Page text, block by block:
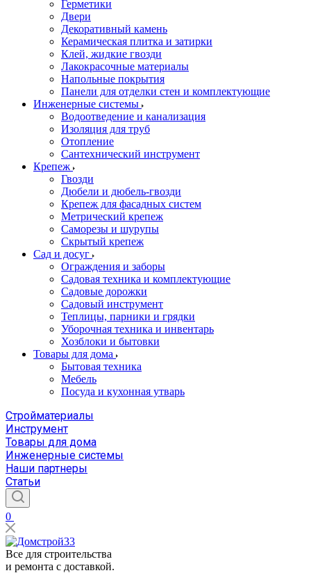
Герметики
Двери
Декоративный камень
Керамическая плитка и затирки
Клей, жидкие гвозди
Лакокрасочные материалы
Напольные покрытия
Панели для отделки стен и комплектующие
Инженерные системы
Водоотведение и канализация
Изоляция для труб
Отопление
Сантехнический инструмент
Крепеж
Гвозди
Дюбели и дюбель-гвозди
Крепеж для фасадных систем
Метрический крепеж
Саморезы и шурупы
Скрытый крепеж
Сад и досуг
Ограждения и заборы
Садовая техника и комплектующие
Садовые дорожки
Садовый инструмент
Теплицы, парники и грядки
Уборочная техника и инвентарь
Хозблоки и бытовки
Товары для дома
Бытовая техника
Мебель
Посуда и кухонная утварь
Стройматериалы
Инструмент
Товары для дома
Инженерные системы
Наши партнеры
Статьи
0
Все для строительства
и ремонта с доставкой.